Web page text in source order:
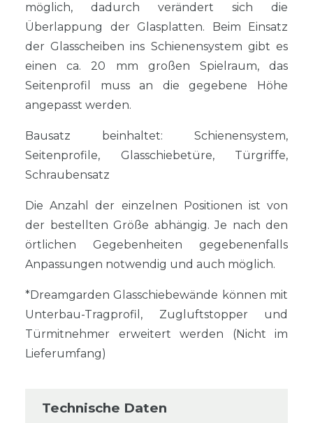
möglich, dadurch verändert sich die
Überlappung der Glasplatten. Beim Einsatz
der Glasscheiben ins Schienensystem gibt es
einen ca. 20 mm großen Spielraum, das
Seitenprofil muss an die gegebene Höhe
angepasst werden.
Bausatz beinhaltet: Schienensystem,
Seitenprofile, Glasschiebetüre, Türgriffe,
Schraubensatz
Die Anzahl der einzelnen Positionen ist von
der bestellten Größe abhängig. Je nach den
örtlichen Gegebenheiten gegebenenfalls
Anpassungen notwendig und auch möglich.
*Dreamgarden Glasschiebewände können mit
Unterbau-Tragprofil, Zugluftstopper und
Türmitnehmer erweitert werden (Nicht im
Lieferumfang)
Technische Daten